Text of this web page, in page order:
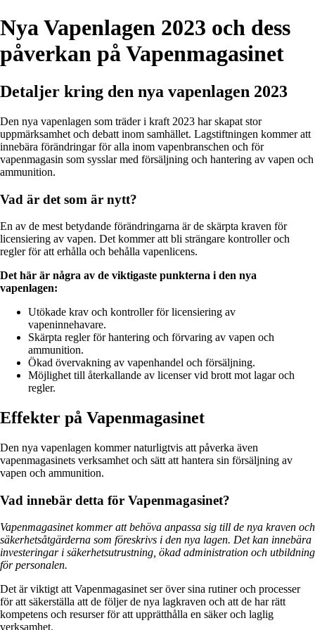
Nya Vapenlagen 2023 och dess
påverkan på Vapenmagasinet
Detaljer kring den nya vapenlagen 2023
Den nya vapenlagen som träder i kraft 2023 har skapat stor
uppmärksamhet och debatt inom samhället. Lagstiftningen kommer att
innebära förändringar för alla inom vapenbranschen och för
vapenmagasin som sysslar med försäljning och hantering av vapen och
ammunition.
Vad är det som är nytt?
En av de mest betydande förändringarna är de skärpta kraven för
licensiering av vapen. Det kommer att bli strängare kontroller och
regler för att erhålla och behålla vapenlicens.
Det här är några av de viktigaste punkterna i den nya
vapenlagen:
Utökade krav och kontroller för licensiering av
vapeninnehavare.
Skärpta regler för hantering och förvaring av vapen och
ammunition.
Ökad övervakning av vapenhandel och försäljning.
Möjlighet till återkallande av licenser vid brott mot lagar och
regler.
Effekter på Vapenmagasinet
Den nya vapenlagen kommer naturligtvis att påverka även
vapenmagasinets verksamhet och sätt att hantera sin försäljning av
vapen och ammunition.
Vad innebär detta för Vapenmagasinet?
Vapenmagasinet kommer att behöva anpassa sig till de nya kraven och
säkerhetsåtgärderna som föreskrivs i den nya lagen. Det kan innebära
investeringar i säkerhetsutrustning, ökad administration och utbildning
för personalen.
Det är viktigt att Vapenmagasinet ser över sina rutiner och processer
för att säkerställa att de följer de nya lagkraven och att de har rätt
kompetens och resurser för att upprätthålla en säker och laglig
verksamhet.